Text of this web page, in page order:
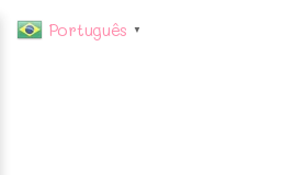
Português ▼